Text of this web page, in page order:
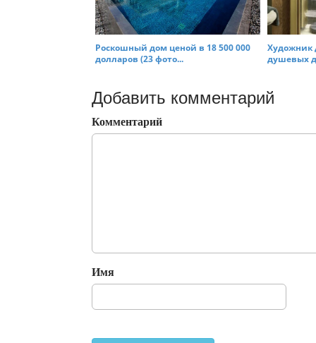
Роскошный дом ценой в 18 500 000
долларов (23 фото...
Художник
душевых
Добавить комментарий
Комментарий
Имя